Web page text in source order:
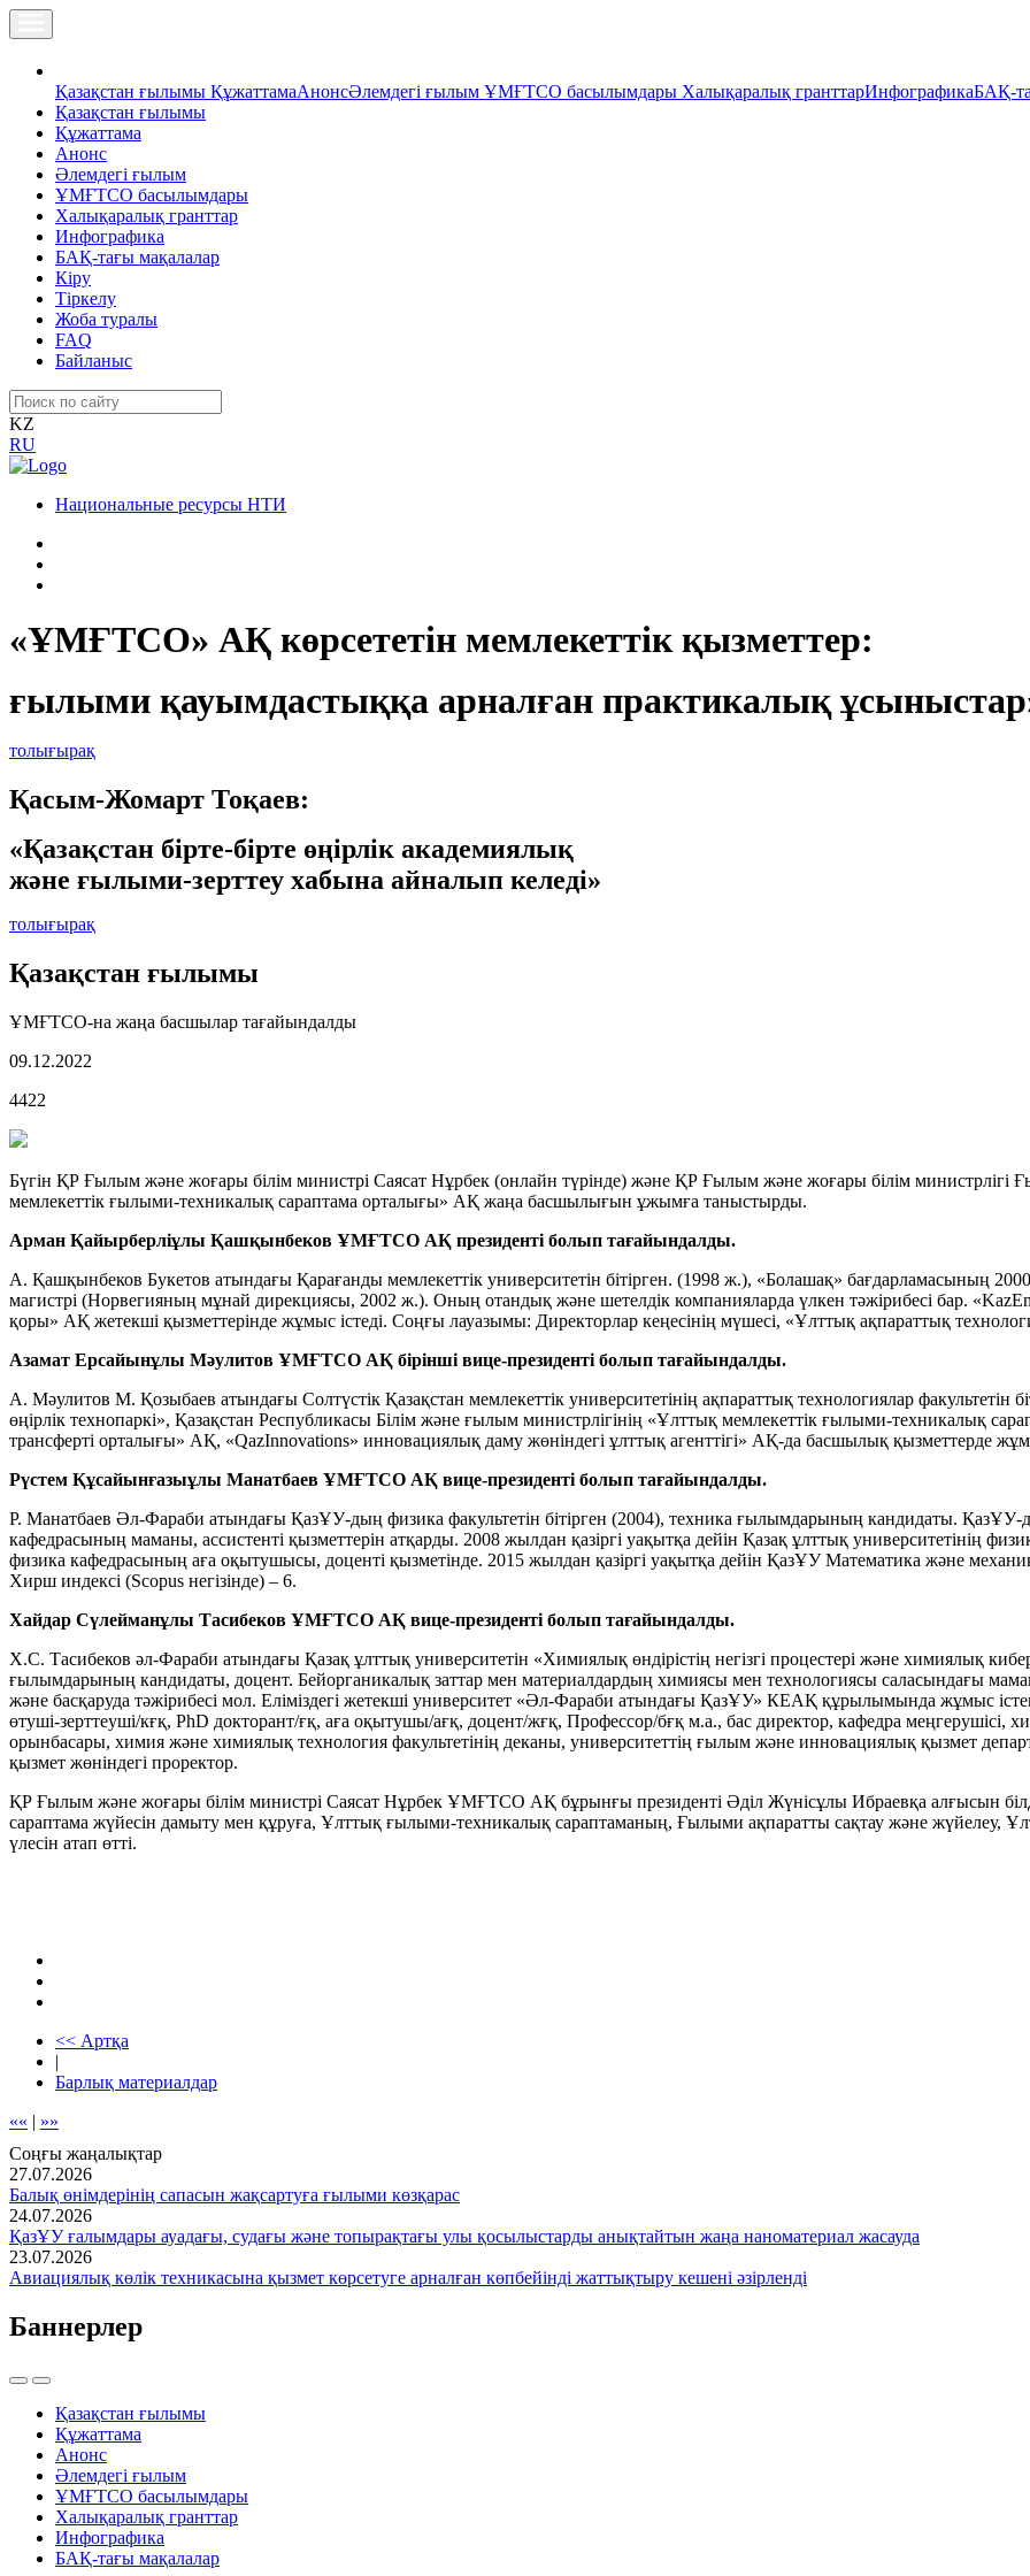
Қазақстан ғылымы ҚұжаттамаАнонсӘлемдегі ғылым ҰМҒТСО басылымдары Халықаралық гранттарИнфографикаБАҚ-
Қазақстан ғылымы
Құжаттама
Анонс
Әлемдегі ғылым
ҰМҒТСО басылымдары
Халықаралық гранттар
Инфографика
БАҚ-тағы мақалалар
Кіру
Тіркелу
Жоба туралы
FAQ
Байланыс
KZ
RU
Национальные ресурсы НТИ
«ҰМҒТСО» АҚ көрсететін мемлекеттік қызметтер:
ғылыми қауымдастыққа арналған практикалық
толығырақ
Қасым-Жомарт Тоқаев:
«Қазақстан бірте-бірте өңірлік академиялық
және ғылыми-зерттеу хабына айналып келеді»
толығырақ
Қазақстан ғылымы
ҰМҒТСО-на жаңа басшылар тағайындалды
09.12.2022
4422
Бүгін ҚР Ғылым және жоғары білім министрі Саясат Нұрбек (онлайн түрінде) және ҚР Ғылым және жоғары білім министрлігі
мемлекеттік ғылыми-техникалық сараптама орталығы» АҚ жаңа басшылығын ұжымға таныстырды.
Арман Қайырберліұлы Қашқынбеков ҰМҒТСО АҚ президенті болып тағайындалды.
А. Қашқынбеков Букетов атындағы Қарағанды мемлекеттік университетін бітірген. (1998 ж.), «Болашақ» бағдарламасының
магистрі (Норвегияның мұнай дирекциясы, 2002 ж.). Оның отандық және шетелдік компанияларда үлкен тәжірибесі бар.
қоры» АҚ жетекші қызметтерінде жұмыс істеді. Соңғы лауазымы: Директорлар кеңесінің мүшесі, «Ұлттық ақпараттық
Азамат Ерсайынұлы Мәулитов ҰМҒТСО АҚ бірінші вице-президенті болып тағайындалды.
А. Мәулитов М. Қозыбаев атындағы Солтүстік Қазақстан мемлекеттік университетінің ақпараттық технологиялар факультетін
өңірлік технопаркі», Қазақстан Республикасы Білім және ғылым министрлігінің «Ұлттық мемлекеттік ғылыми-техникалық
трансферті орталығы» АҚ, «QazInnovations» инновациялық даму жөніндегі ұлттық агенттігі» АҚ-да басшылық қызметтерде
Рүстем Құсайынғазыұлы Манатбаев ҰМҒТСО АҚ вице-президенті болып тағайындалды.
Р. Манатбаев Әл-Фараби атындағы ҚазҰУ-дың физика факультетін бітірген (2004), техника ғылымдарының кандидаты. ҚазҰУ-
кафедрасының маманы, ассистенті қызметтерін атқарды. 2008 жылдан қазіргі уақытқа дейін Қазақ ұлттық университетінің
физика кафедрасының аға оқытушысы, доценті қызметінде. 2015 жылдан қазіргі уақытқа дейін ҚазҰУ Математика және
Хирш индексі (Scopus негізінде) – 6.
Хайдар Сүлейманұлы Тасибеков ҰМҒТСО АҚ вице-президенті болып тағайындалды.
Х.С. Тасибеков әл-Фараби атындағы Қазақ ұлттық университетін «Химиялық өндірістің негізгі процестері және химиялық
ғылымдарының кандидаты, доцент. Бейорганикалық заттар мен материалдардың химиясы мен технологиясы саласындағы
және басқаруда тәжірибесі мол. Еліміздегі жетекші университет «Әл-Фараби атындағы ҚазҰУ» КЕАҚ құрылымында жұмыс
өтуші-зерттеуші/кғқ, PhD докторант/ғқ, аға оқытушы/ағқ, доцент/жғқ, Профессор/бғқ м.а., бас директор, кафедра
орынбасары, химия және химиялық технология факультетінің деканы, университеттің ғылым және инновациялық қызмет
қызмет жөніндегі проректор.
ҚР Ғылым және жоғары білім министрі Саясат Нұрбек ҰМҒТСО АҚ бұрынғы президенті Әділ Жүнісұлы Ибраевқа алғысын
сараптама жүйесін дамыту мен құруға, Ұлттық ғылыми-техникалық сараптаманың, Ғылыми ақпаратты сақтау және жүйелеу,
үлесін атап өтті.
<< Артқа
|
Барлық материалдар
«« | »»
Соңғы жаңалықтар
27.07.2026
Балық өнімдерінің сапасын жақсартуға ғылыми көзқарас
24.07.2026
ҚазҰУ ғалымдары ауадағы, судағы және топырақтағы улы қосылыстарды анықтайтын жаңа наноматериал жасауда
23.07.2026
Авиациялық көлік техникасына қызмет көрсетуге арналған көпбейінді жаттықтыру кешені әзірленді
Баннерлер
Қазақстан ғылымы
Құжаттама
Анонс
Әлемдегі ғылым
ҰМҒТСО басылымдары
Халықаралық гранттар
Инфографика
БАҚ-тағы мақалалар